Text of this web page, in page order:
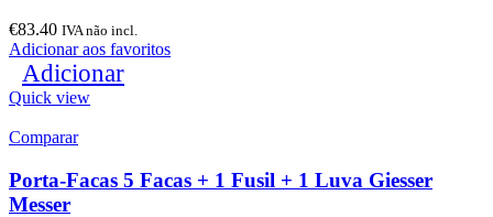
€83.40 IVA não incl.
Adicionar aos favoritos
Adicionar
Quick view
Comparar
Porta-Facas 5 Facas + 1 Fusil + 1 Luva Giesser
Messer